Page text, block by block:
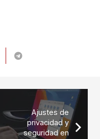
Ajustes de
privacidad y
seguridad en